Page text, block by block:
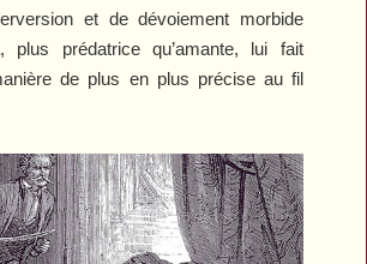
et de dévoiement morbide
plus prédatrice qu’amante, lui fait
de plus en plus précise au fil